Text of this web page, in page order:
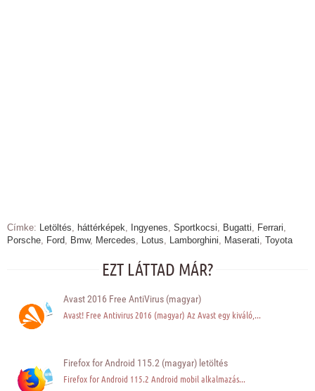
Címke: Letöltés háttérképek Ingyenes Sportkocsi Bugatti Ferrari
Porsche Ford Bmw, Mercedes Lotus Lamborghini Maserati Toyota
EZT LÁTTAD MÁR?
Avast 2016 Free AntiVirus (magyar)
Avast! Free Antivirus 2016 (magyar) Az Avast egy kiváló,...
Firefox for Android 115.2 (magyar) letöltés
Firefox for Android 115.2 Android mobil alkalmazás...